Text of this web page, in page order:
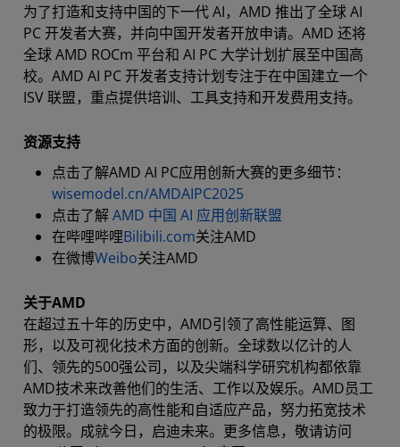
为了打造和支持中国的下一代 AI，AMD 推出了全球 AI
PC 开发者大赛，并向中国开发者开放申请。AMD 还将
全球 AMD ROCm 平台和 AI PC 大学计划扩展至中国高
校。AMD AI PC 开发者支持计划专注于在中国建立一个
ISV 联盟，重点提供培训、工具支持和开发费用支持。
资源支持
点击了解AMD AI PC应用创新大赛的更多细节：
wisemodel.cn/AMDAIPC2025
点击了解AMD 中国 AI 应用创新联盟
在哔哩哔哩Bilibili.com关注AMD
在微博Weibo关注AMD
关于AMD
在超过五十年的历史中，AMD引领了高性能运算、图
形，以及可视化技术方面的创新。全球数以亿计的人
们、领先的500强公司，以及尖端科学研究机构都依靠
AMD技术来改善他们的生活、工作以及娱乐。AMD员工
致力于打造领先的高性能和自适应产品，努力拓宽技术
的极限。成就今日，启迪未来。更多信息，敬请访问